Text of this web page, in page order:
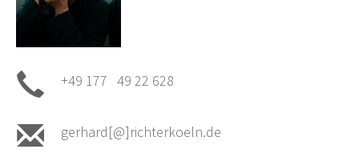
+49 177 49 22 628
gerhard[@]richterkoeln.de